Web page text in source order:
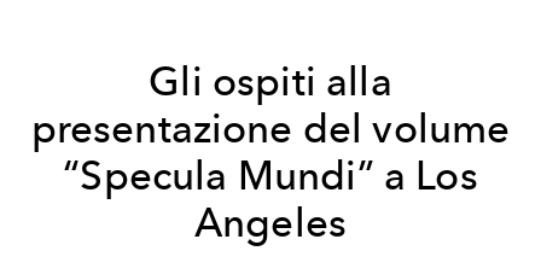
Gli ospiti alla
presentazione del volume
“Specula Mundi” a Los
Angeles